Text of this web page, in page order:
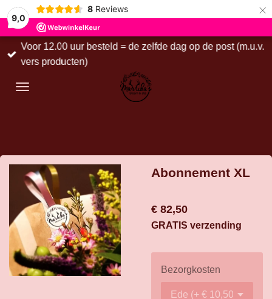
9,0
8 Reviews ×
Voor 12.00 uur besteld = de zelfde dag op de post (m.u.v.
vers producten)
Abonnement XL
€ 82,50
GRATIS verzending
Bezorgkosten